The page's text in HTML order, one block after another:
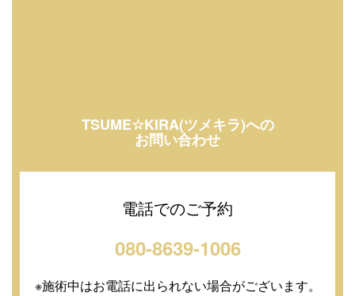
TSUME☆KIRA(ツメキラ)への
お問い合わせ
電話でのご予約
080-8639-1006
※施術中はお電話に出られない場合がございます。